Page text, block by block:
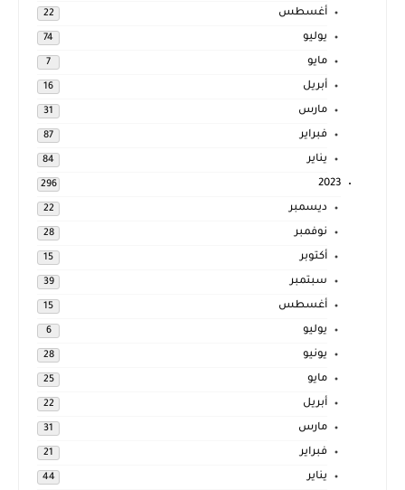
أغسطس 22
يوليو 74
مايو 7
أبريل 16
مارس 31
فبراير 87
يناير 84
2023
296
ديسمبر 22
نوفمبر 28
أكتوبر 15
سبتمبر 39
أغسطس 15
يوليو 6
يونيو 28
مايو 25
أبريل 22
مارس 31
فبراير 21
يناير 44